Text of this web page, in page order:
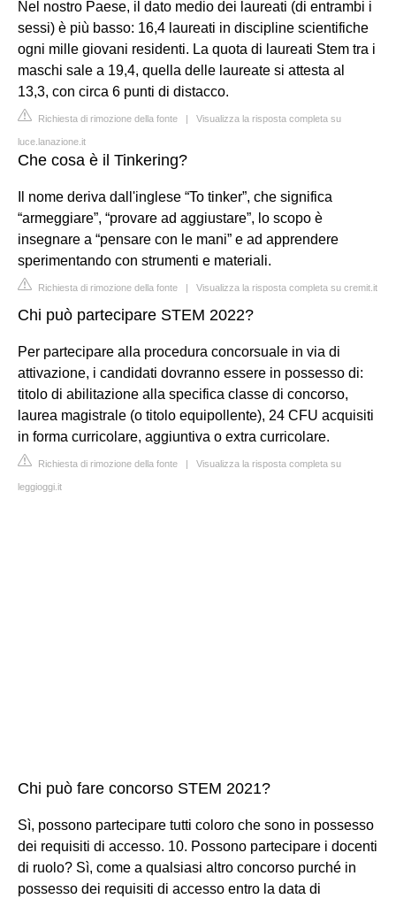
Nel nostro Paese, il dato medio dei laureati (di entrambi i
sessi) è più basso: 16,4 laureati in discipline scientifiche
ogni mille giovani residenti. La quota di laureati Stem tra i
maschi sale a 19,4, quella delle laureate si attesta al
13,3, con circa 6 punti di distacco.
Richiesta di rimozione della fonte | Visualizza la risposta completa su
luce.lanazione.it
Che cosa è il Tinkering?
Il nome deriva dall'inglese “To tinker”, che significa
“armeggiare”, “provare ad aggiustare”, lo scopo è
insegnare a “pensare con le mani” e ad apprendere
sperimentando con strumenti e materiali.
Richiesta di rimozione della fonte | Visualizza la risposta completa su cremit.it
Chi può partecipare STEM 2022?
Per partecipare alla procedura concorsuale in via di
attivazione, i candidati dovranno essere in possesso di:
titolo di abilitazione alla specifica classe di concorso,
laurea magistrale (o titolo equipollente), 24 CFU acquisiti
in forma curricolare, aggiuntiva o extra curricolare.
Richiesta di rimozione della fonte | Visualizza la risposta completa su
leggioggi.it
Chi può fare concorso STEM 2021?
Sì, possono partecipare tutti coloro che sono in possesso
dei requisiti di accesso. 10. Possono partecipare i docenti
di ruolo? Sì, come a qualsiasi altro concorso purché in
possesso dei requisiti di accesso entro la data di